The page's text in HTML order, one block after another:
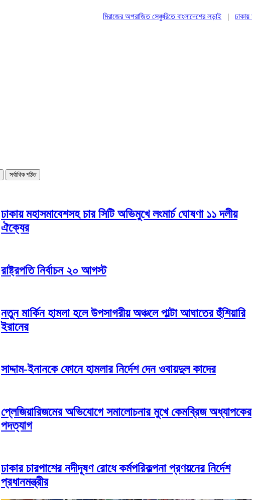
মিরাজের অপরাজিত সেঞ্চুরিতে বাংলাদেশের লড়াই|ঢাকায়
সর্বাধিক পঠিত
ঢাকায় মহাসমাবেশসহ চার সিটি অভিমুখে লংমার্চ ঘোষণা ১১ দলীয়
ঐক্যের
রাষ্ট্রপতি নির্বাচন ২০ আগস্ট
নতুন মার্কিন হামলা হলে উপসাগরীয় অঞ্চলে পাল্টা আঘাতের হুঁশিয়ারি
ইরানের
সাদ্দাম-ইনানকে ফোনে হামলার নির্দেশ দেন ওবায়দুল কাদের
প্লেজিয়ারিজমের অভিযোগে সমালোচনার মুখে কেমব্রিজ অধ্যাপকের
পদত্যাগ
ঢাকার চারপাশের নদীদূষণ রোধে কর্মপরিকল্পনা প্রণয়নের নির্দেশ
প্রধানমন্ত্রীর